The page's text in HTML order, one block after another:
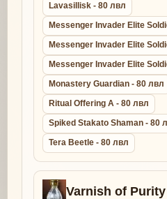
Lavasillisk - 80 лвл
Messenger Invader Elite
Messenger Invader Elite
Messenger Invader Elite
Monastery Guardian - 80 лвл
Ritual Offering A - 80 лвл
Spiked Stakato Shaman - 80
Tera Beetle - 80 лвл
Varnish of Purity